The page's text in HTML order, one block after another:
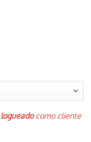
logueadocomo cliente